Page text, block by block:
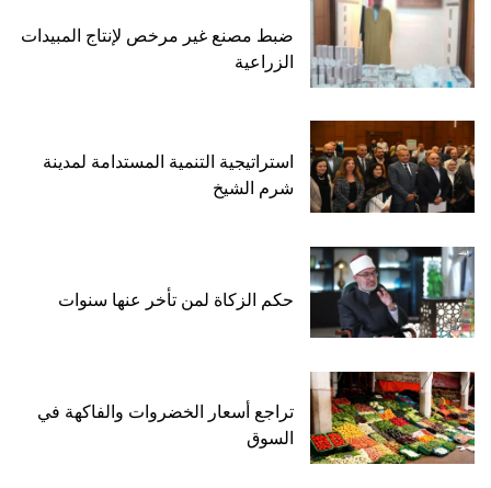
ضبط مصنع غير مرخص لإنتاج المبيدات
الزراعية
استراتيجية التنمية المستدامة لمدينة
شرم الشيخ
حكم الزكاة لمن تأخر عنها سنوات
تراجع أسعار الخضروات والفاكهة في
السوق